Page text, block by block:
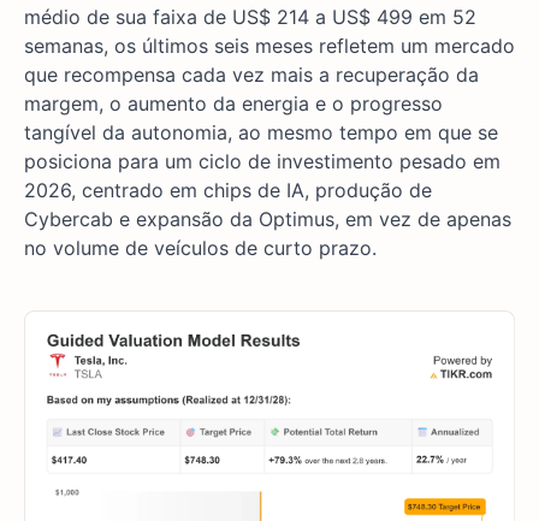
médio de sua faixa de US$ 214 a US$ 499 em 52
semanas, os últimos seis meses refletem um mercado
que recompensa cada vez mais a recuperação da
margem, o aumento da energia e o progresso
tangível da autonomia, ao mesmo tempo em que se
posiciona para um ciclo de investimento pesado em
2026, centrado em chips de IA, produção de
Cybercab e expansão da Optimus, em vez de apenas
no volume de veículos de curto prazo.